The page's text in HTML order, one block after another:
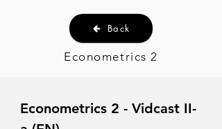
Back
Econometrics 2
Econometrics 2 - Vidcast II-